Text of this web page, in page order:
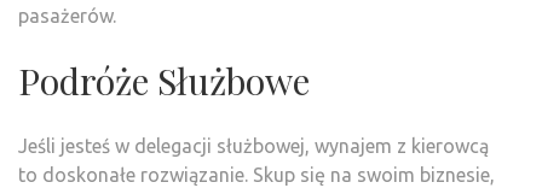
pasażerów.
Podróże Służbowe
Jeśli jesteś w delegacji służbowej, wynajem z kierowcą
to doskonałe rozwiązanie. Skup się na swoim biznesie,